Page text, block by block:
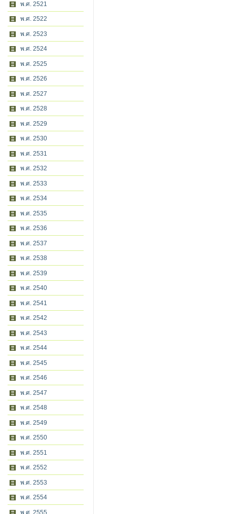
พ.ศ. 2521
พ.ศ. 2522
พ.ศ. 2523
พ.ศ. 2524
พ.ศ. 2525
พ.ศ. 2526
พ.ศ. 2527
พ.ศ. 2528
พ.ศ. 2529
พ.ศ. 2530
พ.ศ. 2531
พ.ศ. 2532
พ.ศ. 2533
พ.ศ. 2534
พ.ศ. 2535
พ.ศ. 2536
พ.ศ. 2537
พ.ศ. 2538
พ.ศ. 2539
พ.ศ. 2540
พ.ศ. 2541
พ.ศ. 2542
พ.ศ. 2543
พ.ศ. 2544
พ.ศ. 2545
พ.ศ. 2546
พ.ศ. 2547
พ.ศ. 2548
พ.ศ. 2549
พ.ศ. 2550
พ.ศ. 2551
พ.ศ. 2552
พ.ศ. 2553
พ.ศ. 2554
พ.ศ. 2555